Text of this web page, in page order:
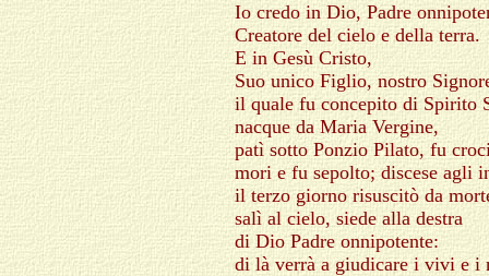
Io credo in Dio, Padre
Creatore del cielo e della terra.
E in Gesù Cristo,
Suo unico Figlio, nostro
il quale fu concepito di Spirito
nacque da Maria Vergine,
patì sotto Ponzio Pilato, fu
mori e fu sepolto; discese agli
il terzo giorno risuscitò da
salì al cielo, siede alla destra
di Dio Padre onnipotente:
di là verrà a giudicare i vivi e i